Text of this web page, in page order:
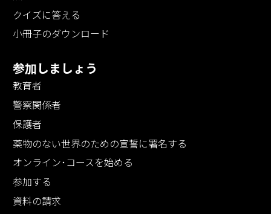
クイズに答える
小冊子のダウンロード
参加しましょう
教育者
警察関係者
保護者
薬物のない世界のための宣誓に署名する
オンライン･コースを始める
参加する
資料の請求